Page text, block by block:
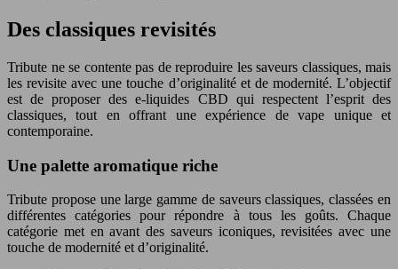
Des classiques revisités
Tribute ne se contente pas de reproduire les saveurs classiques, mais
les revisite avec une touche d’originalité et de modernité. L’objectif
est de proposer des e-liquides CBD qui respectent l’esprit des
classiques, tout en offrant une expérience de vape unique et
contemporaine.
Une palette aromatique riche
Tribute propose une large gamme de saveurs classiques, classées en
différentes catégories pour répondre à tous les goûts. Chaque
catégorie met en avant des saveurs iconiques, revisitées avec une
touche de modernité et d’originalité.